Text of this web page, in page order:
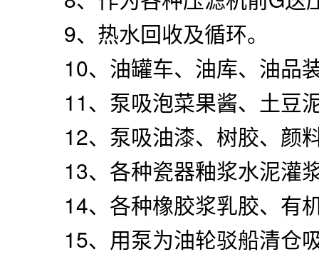
9、热水回收及循环。
10、油罐车、油库、油品
11、泵吸泡菜果酱、土豆
12、泵吸油漆、树胶、颜
13、各种瓷器釉浆水泥灌
14、各种橡胶浆乳胶、有
15、用泵为油轮驳船清仓